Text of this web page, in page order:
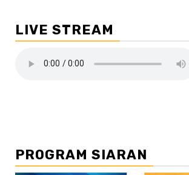
LIVE STREAM
PROGRAM SIARAN